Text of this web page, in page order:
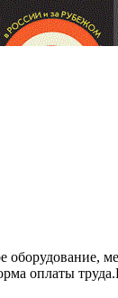
оборудование,
оплаты